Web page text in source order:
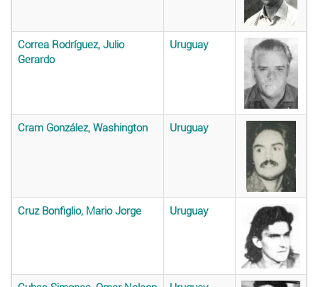
Correa Rodríguez, Julio
Gerardo
Uruguay
Cram González, Washington Uruguay
Cruz Bonfiglio, Mario Jorge Uruguay